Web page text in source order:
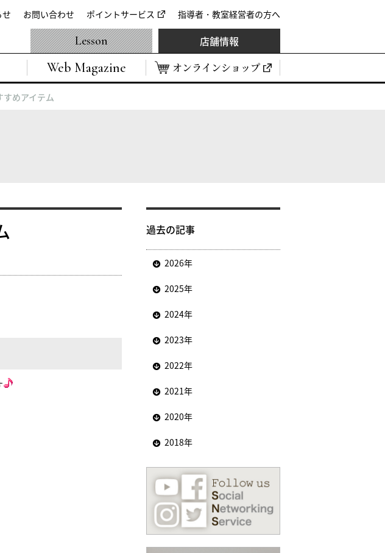
お問い合わせ ポイントサービス 指導者・教室経営者の方へ
Web Magazine オンラインショップ
Lesson 店舗情報
すめアイテム
過去の記事
2026年
2025年
2024年
2023年
2022年
2021年
2020年
2018年